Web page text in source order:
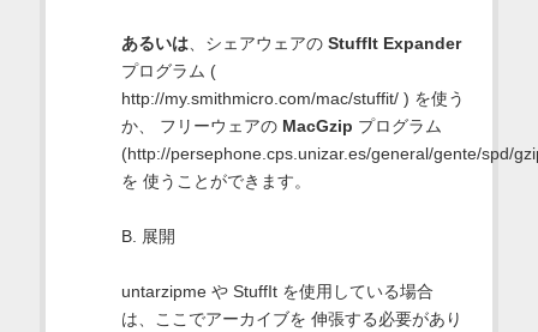
あるいは、シェアウェアの StuffIt Expander
プログラム (
http://my.smithmicro.com/mac/stuffit/ ) を使う
か、 フリーウェアの MacGzip プログラム
(http://persephone.cps.unizar.es/general/gente/spd/
を 使うことができます。
B. 展開
untarzipme や StuffIt を使用している場合
は、ここでアーカイブを 伸張する必要があり